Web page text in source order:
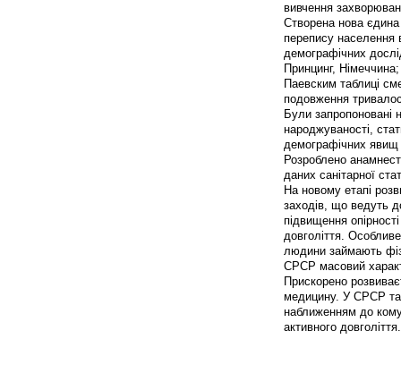
вивчення
Створена нова єдина
перепису населення
демографічних
Принцинг,
Паевским таблиці
подовження
Були запропоновані
народжуваності,
демографічних
Розроблено
даних санітарної
На новому етапі
заходів, що ведуть
підвищення
довголіття.
людини займають
СРСР масовий
Прискорено
медицину. У СРСР та
наближенням до
активного довголіття.